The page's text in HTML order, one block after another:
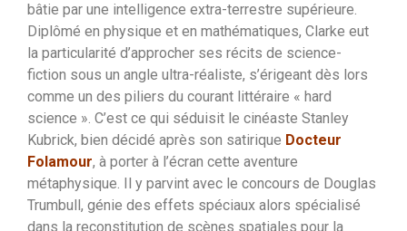
bâtie par une intelligence extra-terrestre supérieure.
Diplômé en physique et en mathématiques, Clarke eut
la particularité d’approcher ses récits de science-
fiction sous un angle ultra-réaliste, s’érigeant dès lors
comme un des piliers du courant littéraire « hard
science ». C’est ce qui séduisit le cinéaste Stanley
Kubrick, bien décidé après son satirique Docteur
Folamour, à porter à l’écran cette aventure
métaphysique. Il y parvint avec le concours de Douglas
Trumbull, génie des effets spéciaux alors spécialisé
dans la reconstitution de scènes spatiales pour la